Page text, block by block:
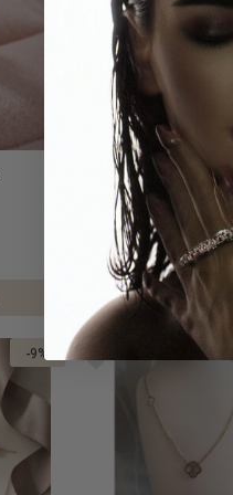
Златни обеци халки
€204.80 /
ДОБАВИ В
-9%